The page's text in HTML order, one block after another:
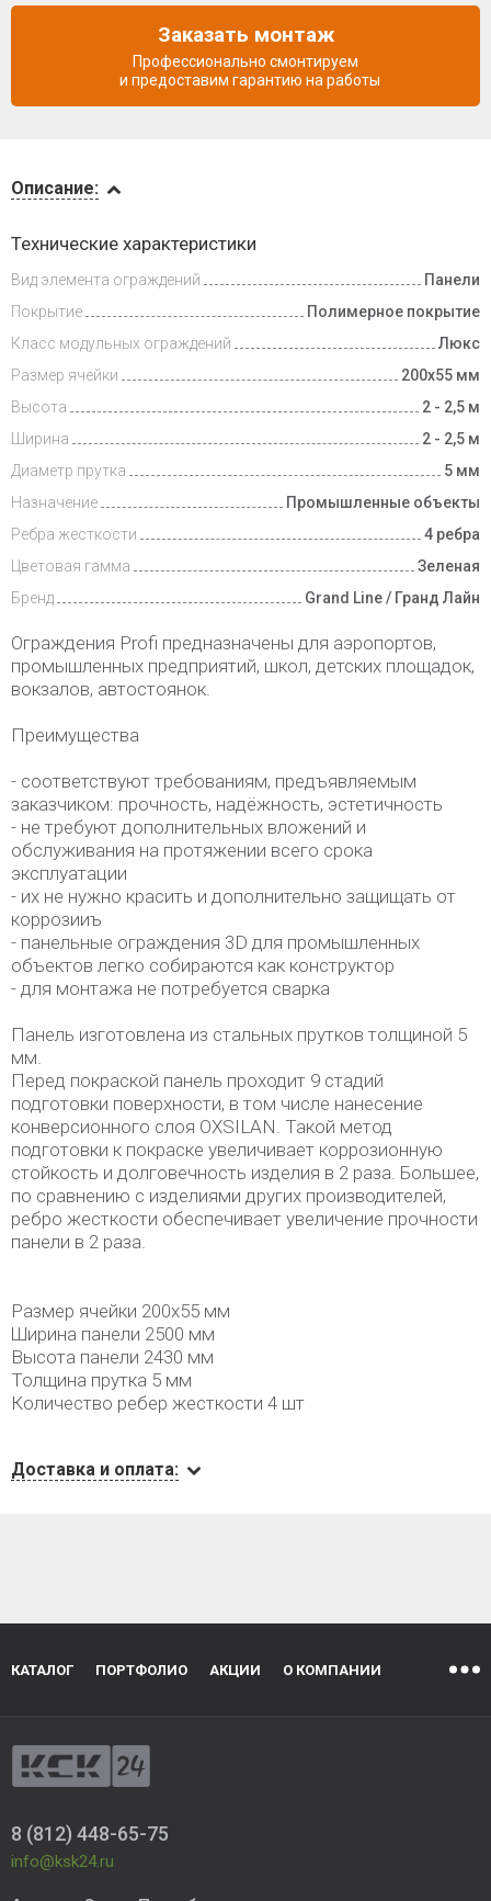
и оплата
Описание:
Технические характеристики
Вид элемента ограждений
Панели
Покрытие
Полимерное покрытие
Класс модульных ограждений
Люкс
Размер ячейки
200х55 мм
Высота
2 - 2,5 м
Ширина
2 - 2,5 м
Диаметр прутка
5 мм
Назначение
Промышленные объекты
Ребра жесткости
4 ребра
Цветовая гамма
Зеленая
Бренд
Grand Line / Гранд Лайн
Ограждения Profi предназначены для аэропортов,
промышленных предприятий, школ, детских площадок,
вокзалов, автостоянок.
Преимущества
- соответствуют требованиям, предъявляемым
заказчиком: прочность, надёжность, эстетичность
- не требуют дополнительных вложений и
обслуживания на протяжении всего срока
эксплуатации
- их не нужно красить и дополнительно защищать от
коррозииъ
- панельные ограждения 3D для промышленных
объектов легко собираются как конструктор
- для монтажа не потребуется сварка
Панель изготовлена из стальных прутков толщиной 5
мм.
Перед покраской панель проходит 9 стадий
подготовки поверхности, в том числе нанесение
конверсионного слоя OXSILAN. Такой метод
подготовки к покраске увеличивает коррозионную
стойкость и долговечность изделия в 2 раза. Большее,
по сравнению с изделиями других производителей,
ребро жесткости обеспечивает увеличение прочности
панели в 2 раза.
Размер ячейки 200х55 мм
Ширина панели 2500 мм
Высота панели 2430 мм
Толщина прутка 5 мм
Количество ребер жесткости 4 шт
Доставка и оплата:
Заказать монтаж
Профессионально смонтируем
и предоставим гарантию на работы
КАТАЛОГ ПОРТФОЛИО АКЦИИ О КОМПАНИИ
8 (812) 448-65-75
info@ksk24.ru